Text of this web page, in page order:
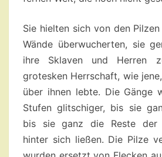
Sie hielten sich von den
Wände überwucherten, sie
ihre Sklaven und Herren
grotesken Herrschaft, wie
über ihnen lebte. Die Gänge
Stufen glitschiger, bis sie
bis sie ganz die Reste der
hinter sich ließen. Die Pilze